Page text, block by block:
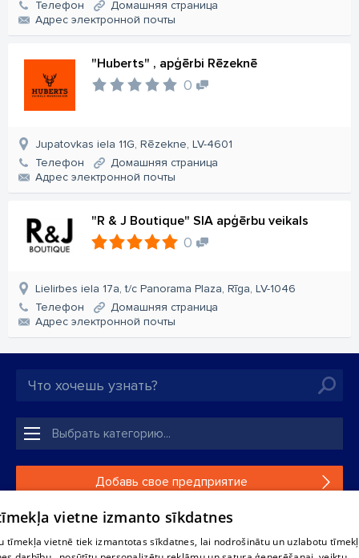
Телефон
Домашняя страница
Aдрес электронной почты
"Huberts" , apģērbi Rēzeknē
0
Jupatovkas iela 11G, Rēzekne, LV-4601
Телефон
Домашняя страница
Aдрес электронной почты
"R & J Boutique" SIA apģērbu veikals
0
Lielirbes iela 17a, t/c Panorama Plaza, Rīga, LV-1046
Телефон
Домашняя страница
Aдрес электронной почты
Добавь свое предприятие
Если твоего предприятия нет в нашей базе данных,
vietne izmanto sīkdatnes
tīmekļa vietnē tiek izmantotas sīkdatnes, lai nodrošinātu un uzlabotu